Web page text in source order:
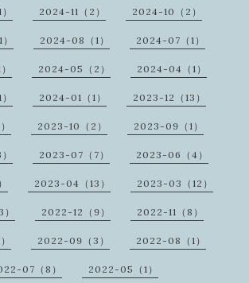
2024-11（2） 2024-10（2）
2024-08（1） 2024-07（1）
2024-05（2） 2024-04（1）
2024-01（1） 2023-12（13）
2023-10（2） 2023-09（1）
2023-07（7） 2023-06（4）
2023-04（13） 2023-03（12）
2022-12（9） 2022-11（8）
2022-09（3） 2022-08（1）
07（8） 2022-05（1）